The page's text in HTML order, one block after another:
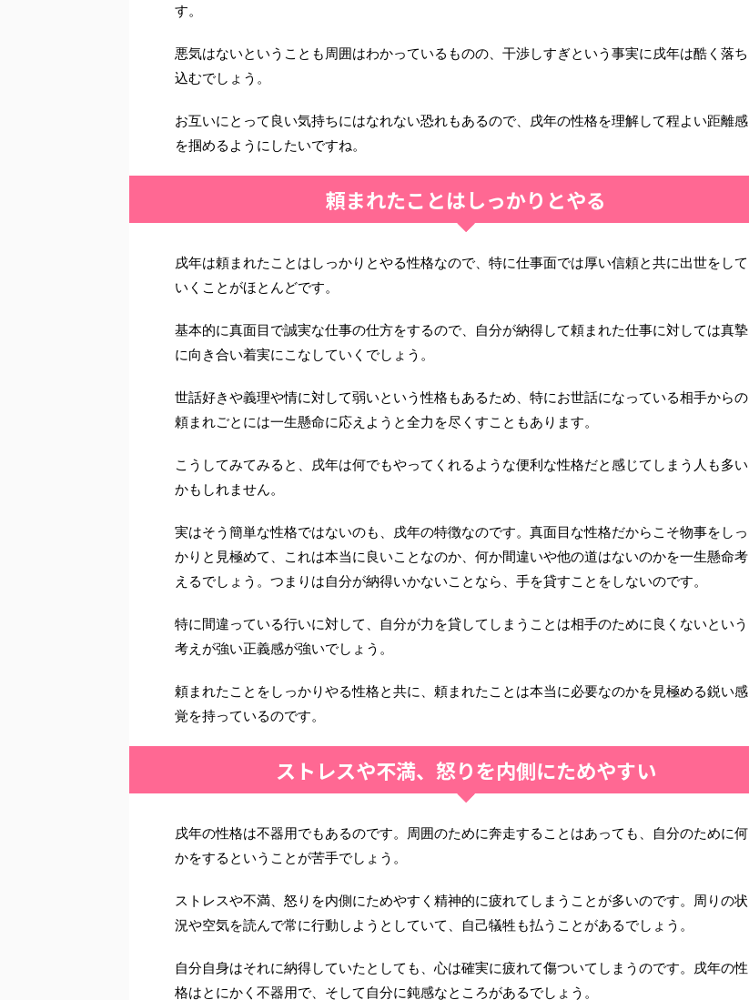
す。
悪気はないということも周囲はわかっているものの、干渉しすぎという事実に戌年は酷く落ち
込むでしょう。
お互いにとって良い気持ちにはなれない恐れもあるので、戌年の性格を理解して程よい距離感
を掴めるようにしたいですね。
頼まれたことはしっかりとやる
戌年は頼まれたことはしっかりとやる性格なので、特に仕事面では厚い信頼と共に出世をして
いくことがほとんどです。
基本的に真面目で誠実な仕事の仕方をするので、自分が納得して頼まれた仕事に対しては真摯
に向き合い着実にこなしていくでしょう。
世話好きや義理や情に対して弱いという性格もあるため、特にお世話になっている相手からの
頼まれごとには一生懸命に応えようと全力を尽くすこともあります。
こうしてみてみると、戌年は何でもやってくれるような便利な性格だと感じてしまう人も多い
かもしれません。
実はそう簡単な性格ではないのも、戌年の特徴なのです。真面目な性格だからこそ物事をしっ
かりと見極めて、これは本当に良いことなのか、何か間違いや他の道はないのかを一生懸命考
えるでしょう。つまりは自分が納得いかないことなら、手を貸すことをしないのです。
特に間違っている行いに対して、自分が力を貸してしまうことは相手のために良くないという
考えが強い正義感が強いでしょう。
頼まれたことをしっかりやる性格と共に、頼まれたことは本当に必要なのかを見極める鋭い感
覚を持っているのです。
ストレスや不満、怒りを内側にためやすい
戌年の性格は不器用でもあるのです。周囲のために奔走することはあっても、自分のために何
かをするということが苦手でしょう。
ストレスや不満、怒りを内側にためやすく精神的に疲れてしまうことが多いのです。周りの状
況や空気を読んで常に行動しようとしていて、自己犠牲も払うことがあるでしょう。
自分自身はそれに納得していたとしても、心は確実に疲れて傷ついてしまうのです。戌年の性
格はとにかく不器用で、そして自分に鈍感なところがあるでしょう。